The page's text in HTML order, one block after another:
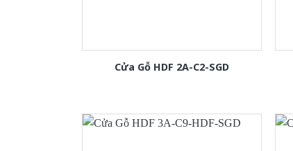
Cửa Gỗ HDF 2A-C2-SGD